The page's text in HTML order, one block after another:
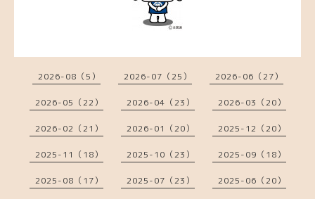
2026-08（5） 2026-07（25） 2026-06（27）
2026-05（22） 2026-04（23） 2026-03（20）
2026-02（21） 2026-01（20） 2025-12（20）
2025-11（18） 2025-10（23） 2025-09（18）
2025-08（17） 2025-07（23） 2025-06（20）